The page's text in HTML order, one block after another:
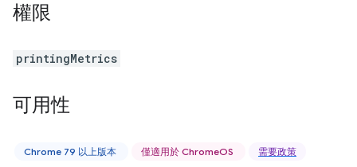
權限
printingMetrics
可用性
Chrome 79 以上版本 僅適用於 ChromeOS 需要政策